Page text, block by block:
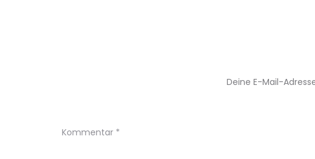
Deine E-Mail-
Kommentar *